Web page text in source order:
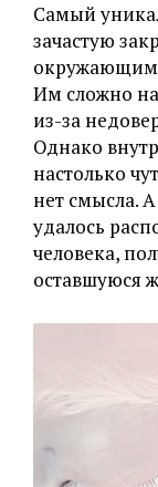
Самый
зачастую
Им сложно
из-за
Однако
настолько
нет смысла.
удалось
человека,
оставшуюся